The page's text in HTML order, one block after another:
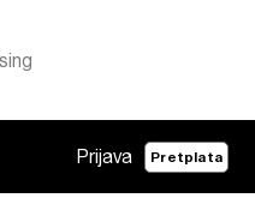
Prijava Pretplata